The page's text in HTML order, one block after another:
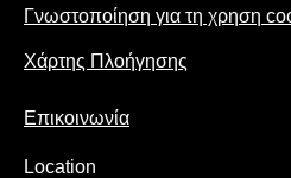
Γνωστοποίηση για τη χρηση
Χάρτης Πλοήγησης
Επικοινωνία
Location